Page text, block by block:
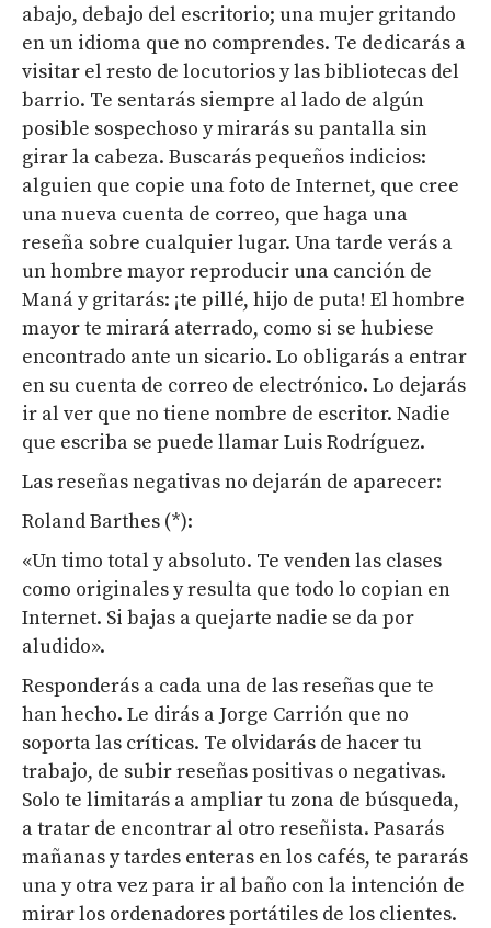
abajo, debajo del escritorio; una mujer gritando
en un idioma que no comprendes. Te dedicarás a
visitar el resto de locutorios y las bibliotecas del
barrio. Te sentarás siempre al lado de algún
posible sospechoso y mirarás su pantalla sin
girar la cabeza. Buscarás pequeños indicios:
alguien que copie una foto de Internet, que cree
una nueva cuenta de correo, que haga una
reseña sobre cualquier lugar. Una tarde verás a
un hombre mayor reproducir una canción de
Maná y gritarás: ¡te pillé, hijo de puta! El hombre
mayor te mirará aterrado, como si se hubiese
encontrado ante un sicario. Lo obligarás a entrar
en su cuenta de correo de electrónico. Lo dejarás
ir al ver que no tiene nombre de escritor. Nadie
que escriba se puede llamar Luis Rodríguez.
Las reseñas negativas no dejarán de aparecer:
Roland Barthes (*):
«Un timo total y absoluto. Te venden las clases
como originales y resulta que todo lo copian en
Internet. Si bajas a quejarte nadie se da por
aludido».
Responderás a cada una de las reseñas que te
han hecho. Le dirás a Jorge Carrión que no
soporta las críticas. Te olvidarás de hacer tu
trabajo, de subir reseñas positivas o negativas.
Solo te limitarás a ampliar tu zona de búsqueda,
a tratar de encontrar al otro reseñista. Pasarás
mañanas y tardes enteras en los cafés, te pararás
una y otra vez para ir al baño con la intención de
mirar los ordenadores portátiles de los clientes.